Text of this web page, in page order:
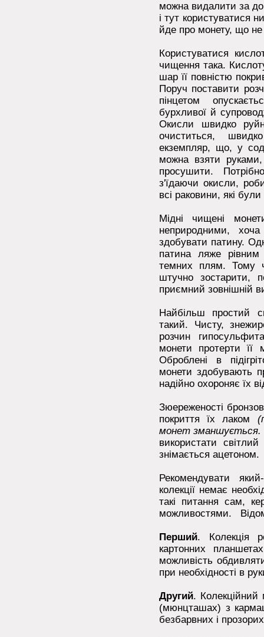
можна видалити за
і тут користуватися
йде про монету, що не
Користуватися
чищення така.
шар її повністю
Поруч поставити
пінцетом
бурхливої й
Окисли швидко
очиститься,
екземпляр, що, у
можна взяти
просушити.
з'їдаючи окисли,
всі раковини, які
Мідні чищені
неприродними,
здобувати патину.
патина ляже
темних плям. Тому
штучно зостарити,
приємний зовнішній
Найбільш простий
такий. Чисту,
розчин
монети протерти її
Оброблені в
монети здобувають
надійно охороняє їх
Зюереженості
покриття їх лаком
монет зманшується.
використати
знімається ацетоном.
Рекомендувати
колекції немає
такі питання сам,
можливостями.
Перший. Колекція
картонних
можливість
при необхідності в
Другий. Колекційний
(мюнцташах) з
безбарвних і